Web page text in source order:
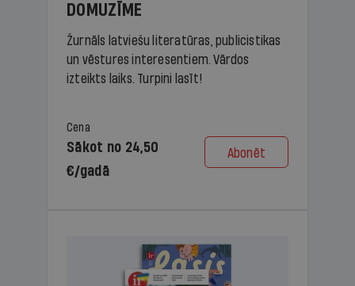
DOMUZĪME
Žurnāls latviešu literatūras, publicistikas
un vēstures interesentiem. Vārdos
izteikts laiks. Turpini lasīt!
Cena
Sākot no 24,50
€/gadā
Abonēt